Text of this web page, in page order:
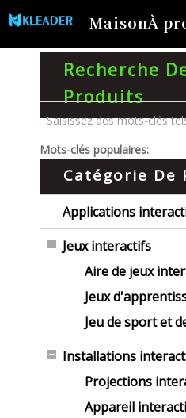
MaisonÀ
Recherche
Produits
Mots-clés populaires:
Catégorie De
Applications
Jeux interactifs
Aire de jeux
Jeux
Jeu de sport et
Installations
Projections
Appareil